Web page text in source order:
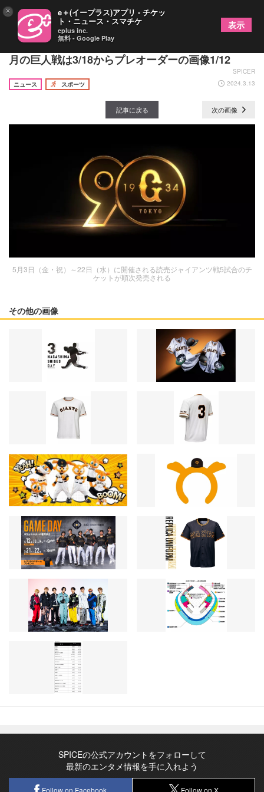
『長嶋茂雄DAY』や『ファミリーDAY』を開催！ 5
月の巨人戦は3/18からプレオーダーの画像1/12
SPICER
ニュース
スポーツ 2024.3.13
記事に戻る 次の画像
5月3日（金・祝）～22日（水）に開催される読売ジャイアンツ戦5試合のチ
ケットが順次発売される
その他の画像
SPICEの公式アカウントをフォローして
最新のエンタメ情報を手に入れよう
Follow on Facebook Follow on X
× e＋(イープラス)アプリ - チケッ
ト・ニュース・スマチケ
eplus inc.
無料 - Google Play
表示